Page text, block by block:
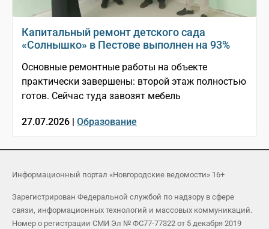
Капитальный ремонт детского сада
«Солнышко» в Пестове выполнен на 93%
Основные ремонтные работы на объекте
практически завершены: второй этаж полностью
готов. Сейчас туда завозят мебель
27.07.2026 | Образование
Информационный портал «Новгородские ведомости» 16+
Зарегистрирован Федеральной службой по надзору в сфере
связи, информационных технологий и массовых коммуникаций.
Номер о регистрации СМИ Эл № ФС77-77322 от 5 декабря 2019